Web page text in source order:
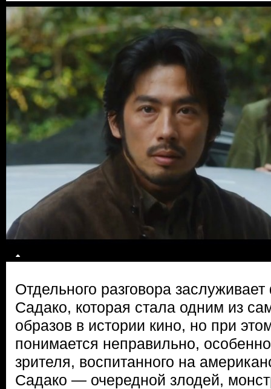
Отдельного разговора
Садако, которая стала одним из
образов в истории кино, но при
понимается неправильно,
зрителя, воспитанного на
Садако — очередной злодей,